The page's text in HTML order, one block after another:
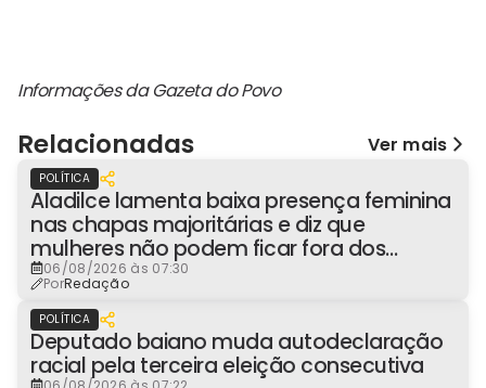
Informações da Gazeta do Povo
Relacionadas Ver mais
POLÍTICA
Aladilce lamenta baixa presença feminina
nas chapas majoritárias e diz que
mulheres não podem ficar fora dos
espaços de poder
06/08/2026 às 07:30
PorRedação
POLÍTICA
Deputado baiano muda autodeclaração
racial pela terceira eleição consecutiva